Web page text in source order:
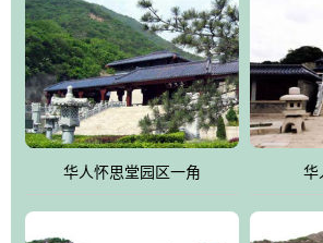
怀思堂作为豪华室内骨灰存放处，将干支纪
人合一、太极八卦、生辰八字及生肖等有机
厅七千个福位分十二小区，按十二地支命名
肖、八字、时辰亦可参考地理方位、职业、
地宫陵寝式的，入口楹联选材于著名田园诗
他人亦已歌，死后何所道，托体同山阿"中的
雀，后玄武"的四大吉祥物铜雕挂件。
华人怀思堂园区一角 华